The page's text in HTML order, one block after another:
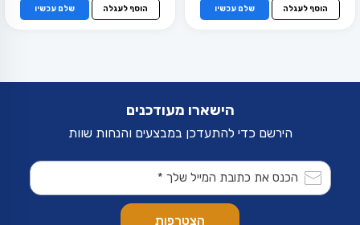
₪299.
הוא:
₪179.
הוסף לעגלה שלם עכשיו הוסף לעגלה שלם עכשיו
הישארו מעודכנים
הירשם כדי להתעדכן במבצעים והנחות שוות